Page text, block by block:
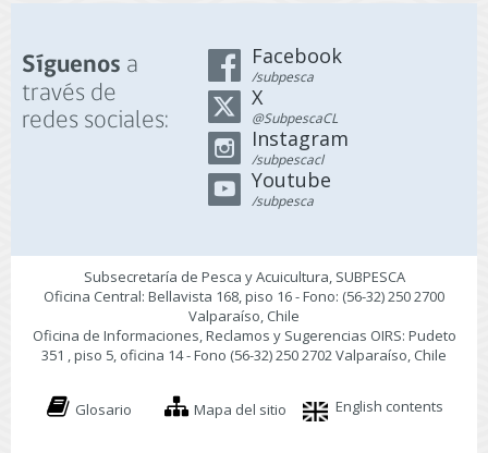
Síguenos a
través de
redes sociales:
Facebook
/subpesca
X
@SubpescaCL
Instagram
/subpescacl
Youtube
/subpesca
Subsecretaría de Pesca y Acuicultura, SUBPESCA
Oficina Central: Bellavista 168, piso 16 - Fono: (56-32) 250 2700
Valparaíso, Chile
Oficina de Informaciones, Reclamos y Sugerencias OIRS: Pudeto
351 , piso 5, oficina 14 - Fono (56-32) 250 2702 Valparaíso, Chile
Glosario Mapa del sitio English contents